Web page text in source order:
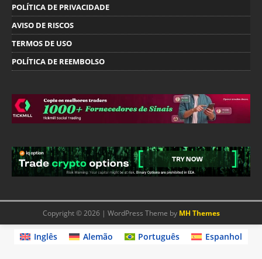
POLÍTICA DE PRIVACIDADE
AVISO DE RISCOS
TERMOS DE USO
POLÍTICA DE REEMBOLSO
Copyright © 2026 | WordPress Theme by MH Themes
Inglês Alemão Português Espanhol